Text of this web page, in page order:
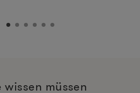
wissen müssen